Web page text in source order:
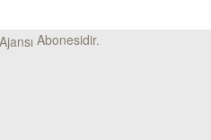
Abonesidir.